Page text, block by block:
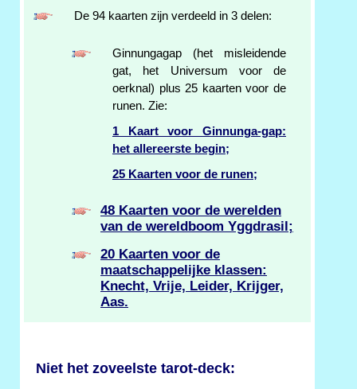
De 94 kaarten zijn verdeeld in 3 delen:
Ginnungagap (het misleidende
gat, het Universum voor de
oerknal) plus 25 kaarten voor de
runen. Zie:
1 Kaart voor Ginnunga-gap:
het allereerste begin;
25 Kaarten voor de runen;
48 Kaarten voor de werelden
van de wereldboom Yggdrasil;
20 Kaarten voor de
maatschappelijke klassen:
Knecht, Vrije, Leider, Krijger,
Aas.
Niet het zoveelste tarot-deck: